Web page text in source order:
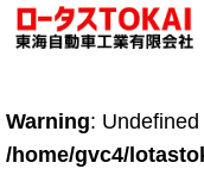
車販売
Warning:
/home/gvc4/